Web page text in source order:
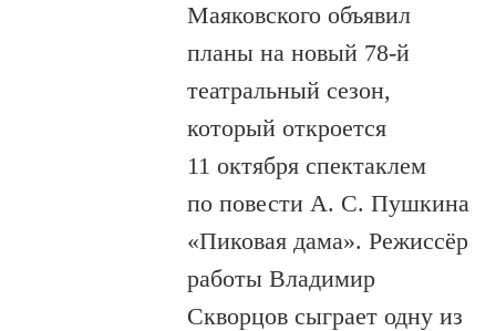
Маяковского объявил
планы на новый 78-й
театральный сезон,
который откроется
11 октября спектаклем
по повести А. С. Пушкина
«Пиковая дама». Режиссёр
работы Владимир
Скворцов сыграет одну из